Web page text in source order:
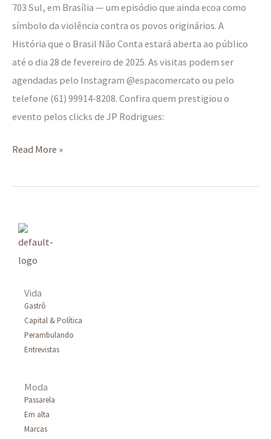
703 Sul, em Brasília — um episódio que ainda ecoa como
símbolo da violência contra os povos originários. A
História que o Brasil Não Conta estará aberta ao público
até o dia 28 de fevereiro de 2025. As visitas podem ser
agendadas pelo Instagram @espacomercato ou pelo
telefone (61) 99914-8208. Confira quem prestigiou o
evento pelos clicks de JP Rodrigues:
Read More »
Vida
Gastrô
Capital & Política
Perambulando
Entrevistas
Moda
Passarela
Em alta
Marcas